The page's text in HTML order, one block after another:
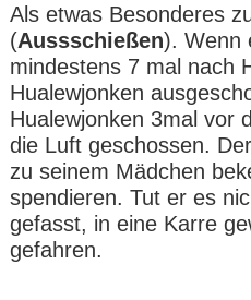
Als etwas Besonderes
(Aussschießen). Wenn
mindestens 7 mal nach
Hualewjonken
Hualewjonken 3mal vor
die Luft geschossen.
zu seinem Mädchen
spendieren. Tut er es
gefasst, in eine Karre
gefahren.